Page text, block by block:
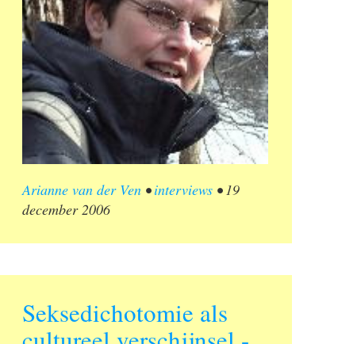
Arianne van der Ven •interviews •19
december 2006
Seksedichotomie als